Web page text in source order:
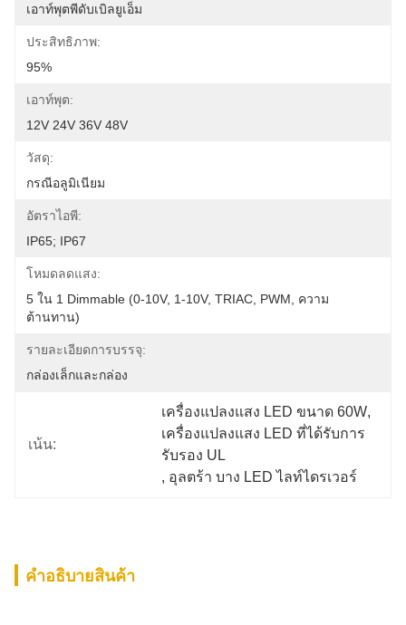
เอาท์พุตพีดับเบิลยูเอ็ม
ประสิทธิภาพ:
95%
เอาท์พุต:
12V 24V 36V 48V
วัสดุ:
กรณีอลูมิเนียม
อัตราไอพี:
IP65; IP67
โหมดลดแสง:
5 ใน 1 Dimmable (0-10V, 1-10V, TRIAC, PWM, ความ
ต้านทาน)
รายละเอียดการบรรจุ:
กล่องเล็กและกล่อง
เน้น:
เครื่องแปลงแสง LED ขนาด 60W,
เครื่องแปลงแสง LED ที่ได้รับการ
รับรอง UL
, อุลตร้า บาง LED ไลท์ไดรเวอร์
คําอธิบายสินค้า